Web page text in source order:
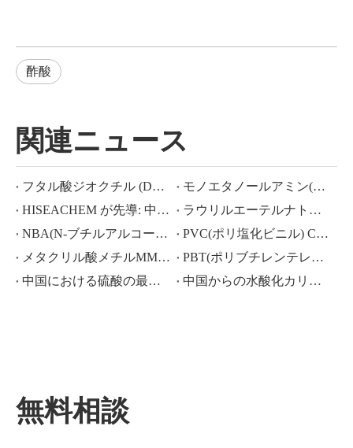
酢酸
関連ニュース
フタル酸ジオクチル (DOP) CAS NO.:117-81-7
モノエタノールアミン(MEA)とは何ですか?
HISEACHEM が先導: 中国から酢酸、シュウ酸、硫酸、硝酸、苛性ソーダ、液体アルカリ、メタ重亜硫酸ナトリウムの輸出で最近成功
ラウリルエーテルナトリウム ラウリルエーテル硫酸ナトリウム(sles70%/aes 70%) CAS NO.: 68585-34-2sles70%/aes 70%) CAS NO.: 68585-34-2
NBA(N-ブチルアルコール)、CAS NO.:71-36-3、業界知識
PVC(ポリ塩化ビニル) CAS NO.:9002-86-2
メタクリル酸メチルMMA CAS 80-62-6の価格が大幅に下落
PBT(ポリブチレンテレフタレート) CAS NO.26062-94-2
中国における硫酸の最近の市場シナリオ: 1 年を振り返る
中国からの水酸化カリウム、水酸化ナトリウム、過酸化水素輸出の活況な市場：過去 1 年間の振り返り
無料相談